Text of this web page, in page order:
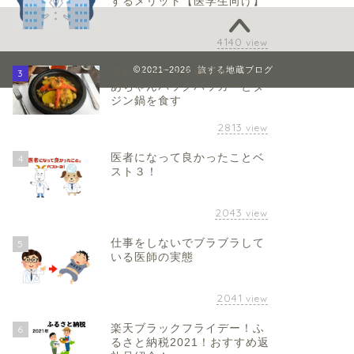
4140 view
3
モロッコで８６歳日本人おば
あちゃんバックパッカーとタ
ジン鍋を食す
2813 view
4
医者になって良かったことベ
スト３！
2043 view
5
仕事をしないでブラブラして
いる医師の実態
2041 view
6
楽天ブラックフライデー！ふ
るさと納税2021！おすすめ返
2021–2026 旅する地蔵ブログ